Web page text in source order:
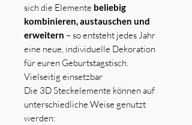
sich die Elemente beliebig
kombinieren, austauschen und
erweitern – so entsteht jedes Jahr
eine neue, individuelle Dekoration
für euren Geburtstagstisch.
Vielseitig einsetzbar
Die 3D Steckelemente können auf
unterschiedliche Weise genutzt
werden: